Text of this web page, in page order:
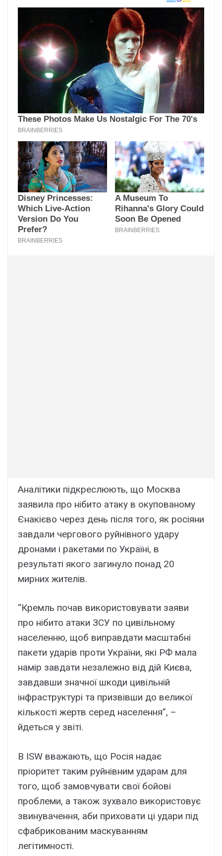
Аналітики підкреслюють, що Москва
заявила про нібито атаку в окупованому
Єнакієво через день після того, як росіяни
завдали чергового руйнівного удару
дронами і ракетами по Україні, в
результаті якого загинуло понад 20
мирних жителів.
“Кремль почав використовувати заяви
про нібито атаки ЗСУ по цивільному
населенню, щоб виправдати масштабні
пакети ударів проти України, які РФ мала
намір завдати незалежно від дій Києва,
завдавши значної шкоди цивільній
інфраструктурі та призвівши до великої
кількості жертв серед населення”, –
йдеться у звіті.
В ISW вважають, що Росія надає
пріоритет таким руйнівним ударам для
того, щоб замовчувати свої бойові
проблеми, а також зухвало використовує
звинувачення, аби приховати ці удари під
сфабрикованим маскуванням
легітимності.